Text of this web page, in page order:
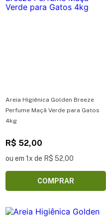
Areia Higiênica Golden Breeze
Perfume Maçã Verde para Gatos
4kg
R$ 52,00
ou em 1x de R$ 52,00
COMPRAR